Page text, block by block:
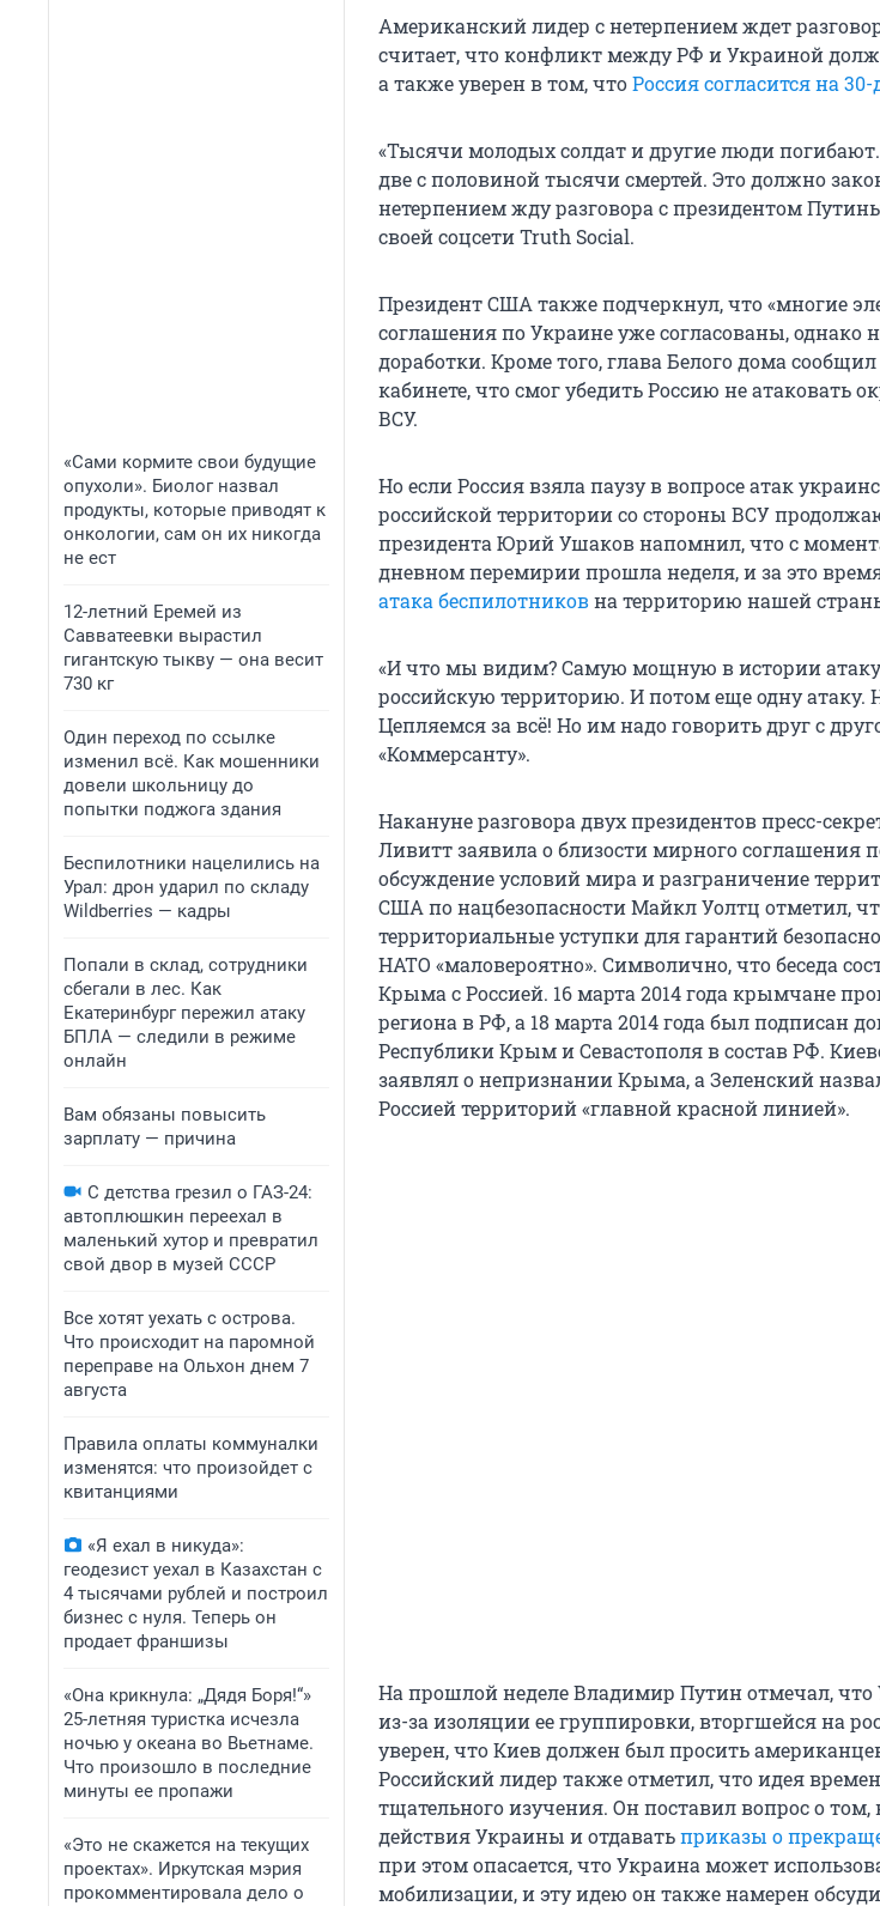
«Сами кормите свои будущие
опухоли». Биолог назвал
продукты, которые приводят к
онкологии, сам он их никогда
не ест
12-летний Еремей из
Савватеевки вырастил
гигантскую тыкву — она весит
730 кг
Один переход по ссылке
изменил всё. Как мошенники
довели школьницу до
попытки поджога здания
Беспилотники нацелились на
Урал: дрон ударил по складу
Wildberries — кадры
Попали в склад, сотрудники
сбегали в лес. Как
Екатеринбург пережил атаку
БПЛА — следили в режиме
онлайн
Вам обязаны повысить
зарплату — причина
С детства грезил о ГАЗ-24:
автоплюшкин переехал в
маленький хутор и превратил
свой двор в музей СССР
Все хотят уехать с острова.
Что происходит на паромной
переправе на Ольхон днем 7
августа
Правила оплаты коммуналки
изменятся: что произойдет с
квитанциями
«Я ехал в никуда»:
геодезист уехал в Казахстан с
4 тысячами рублей и построил
бизнес с нуля. Теперь он
продает франшизы
«Она крикнула: „Дядя Боря!“»
25-летняя туристка исчезла
ночью у океана во Вьетнаме.
Что произошло в последние
минуты ее пропажи
«Это не скажется на текущих
проектах». Иркутская мэрия
прокомментировала дело о
Американский лидер с нетерпением ждет
считает, что конфликт между РФ и Украиной
а также уверен в том, чтоРоссия согласится на
«Тысячи молодых солдат и другие люди
две с половиной тысячи смертей. Это должно
нетерпением жду разговора с президентом
своей соцсети Truth Social.
Президент США также подчеркнул, что «многие
соглашения по Украине уже согласованы, однако
доработки. Кроме того, глава Белого дома
кабинете, что смог убедить Россию не атаковать
ВСУ.
Но если Россия взяла паузу в вопросе атак
российской территории со стороны ВСУ
президента Юрий Ушаков напомнил, что с
дневном перемирии прошла неделя, и за это
атака беспилотниковна территорию нашей
«И что мы видим? Самую мощную в истории
российскую территорию. И потом еще одну
Цепляемся за всё! Но им надо говорить друг с
«Коммерсанту».
Накануне разговора двух президентов пресс-
Ливитт заявила о близости мирного соглашения
обсуждение условий мира и разграничение
США по нацбезопасности Майкл Уолтц отметил,
территориальные уступки для гарантий
НАТО «маловероятно». Символично, что беседа
Крыма с Россией. 16 марта 2014 года крымчане
региона в РФ, а 18 марта 2014 года был подписан
Республики Крым и Севастополя в состав РФ.
заявлял о непризнании Крыма, а Зеленский
Россией территорий «главной красной линией».
На прошлой неделе Владимир Путин отмечал,
из-за изоляции ее группировки, вторгшейся на
уверен, что Киев должен был просить
Российский лидер также отметил, что идея
тщательного изучения. Он поставил вопрос о том,
действия Украины и отдаватьприказы о
при этом опасается, что Украина может
мобилизации, и эту идею он также намерен